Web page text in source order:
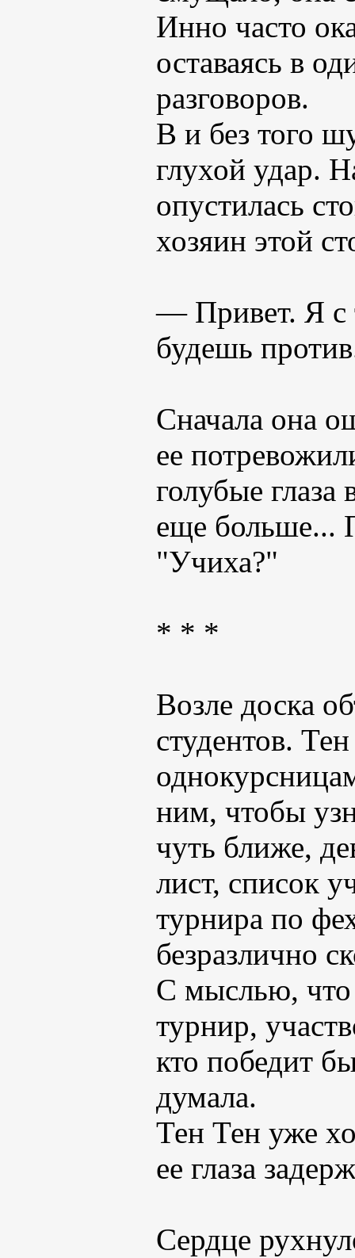
Инно часто
оставаясь в
разговоров.
В и без того
глухой удар.
опустилась
хозяин этой
— Привет. Я с
будешь
Сначала она
ее
голубые глаза
еще больше...
"Учиха?"
* * *
Возле доска
студентов.
ним, чтобы
чуть ближе,
лист, список
турнира по
безразлично
С мыслью, что
турнир,
кто победит
думала.
Тен Тен уже
ее глаза
Сердце